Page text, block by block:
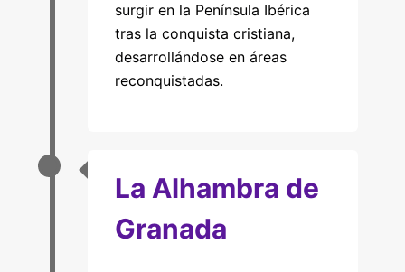
surgir en la Península Ibérica
tras la conquista cristiana,
desarrollándose en áreas
reconquistadas.
La Alhambra de
Granada